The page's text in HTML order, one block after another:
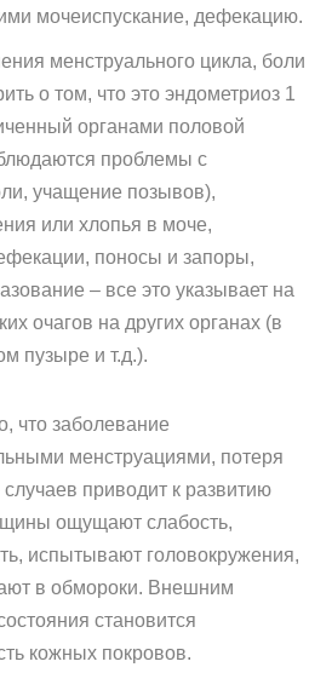
мочеиспускание, дефекацию.
менструального цикла, боли
о том, что это эндометриоз 1
органами половой
проблемы с
учащение позывов),
или хлопья в моче,
поносы и запоры,
– все это указывает на
очагов на других органах (в
пузыре и т.д.).
что заболевание
менструациями, потеря
приводит к развитию
ощущают слабость,
испытывают головокружения,
в обмороки. Внешним
становится
кожных покровов.